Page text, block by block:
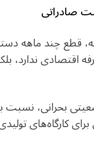
صادراتی
قطع چند ماهه
اقتصادی
بحرانی،
کارگاه‌های